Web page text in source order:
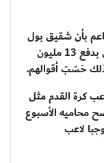
بأن شقيق بول
بوجبا وأصدقاء طفولته طالبوا لاعب يوفنتوس بدفع 13 مليون
حَسَبَ أقوالهم.
كرة القدم مثل
محاميه الأسبوع
لاعب